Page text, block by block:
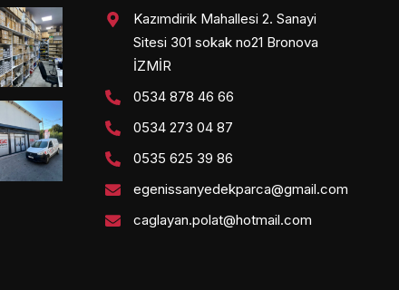
Kazımdirik Mahallesi 2. Sanayi
Sitesi 301 sokak no21 Bronova
İZMİR
0534 878 46 66
0534 273 04 87
0535 625 39 86
egenissanyedekparca@gmail.com
caglayan.polat@hotmail.com